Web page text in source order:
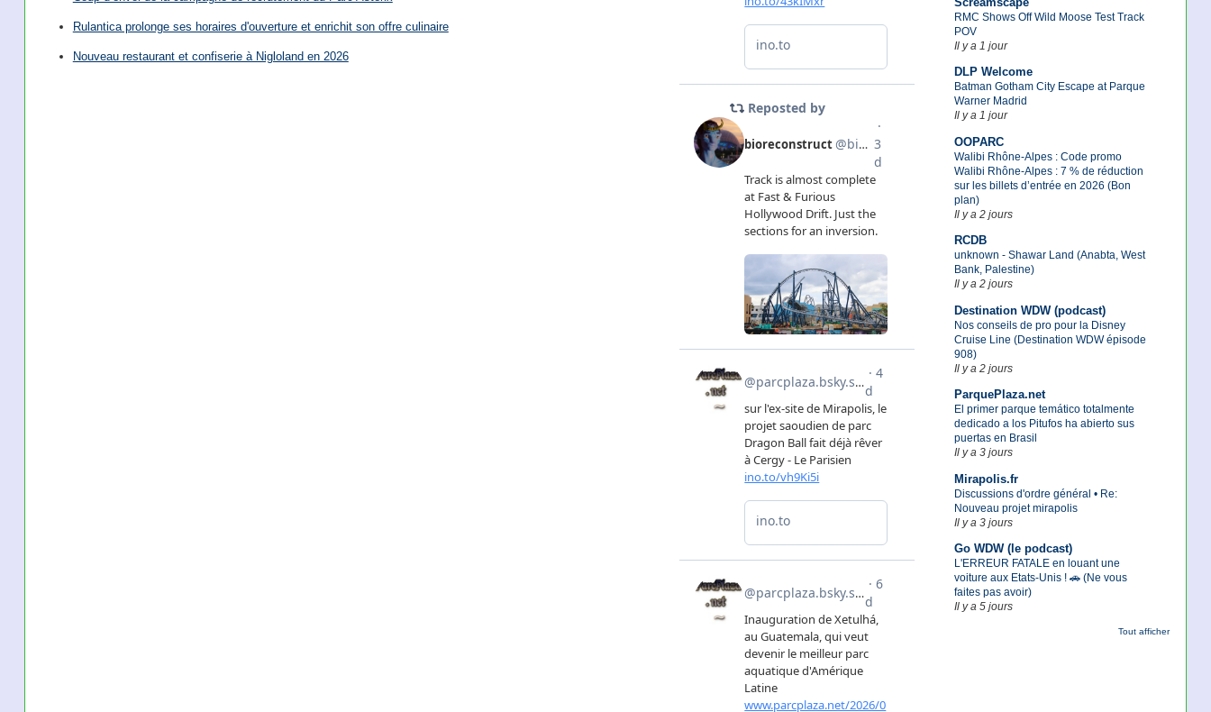
RMC Shows Off Wild Moose Test Track
POV
Il y a 1 jour
DLP Welcome
Batman Gotham City Escape at Parque
Warner Madrid
Il y a 1 jour
OOPARC
Walibi Rhône-Alpes : Code promo
Walibi Rhône-Alpes : 7 % de réduction
sur les billets d’entrée en 2026 (Bon
plan)
Il y a 2 jours
RCDB
unknown - Shawar Land (Anabta, West
Bank, Palestine)
Il y a 2 jours
Destination WDW (podcast)
Nos conseils de pro pour la Disney
Cruise Line (Destination WDW épisode
908)
Il y a 2 jours
ParquePlaza.net
El primer parque temático totalmente
dedicado a los Pitufos ha abierto sus
puertas en Brasil
Il y a 3 jours
Mirapolis.fr
Discussions d'ordre général • Re:
Nouveau projet mirapolis
Il y a 3 jours
Go WDW (le podcast)
L'ERREUR FATALE en louant une
voiture aux Etats-Unis ! 🚗 (Ne vous
faites pas avoir)
Il y a 5 jours
Tout afficher
Rulantica prolonge ses horaires d'ouverture et enrichit son offre culinaire
Nouveau restaurant et confiserie à Nigloland en 2026